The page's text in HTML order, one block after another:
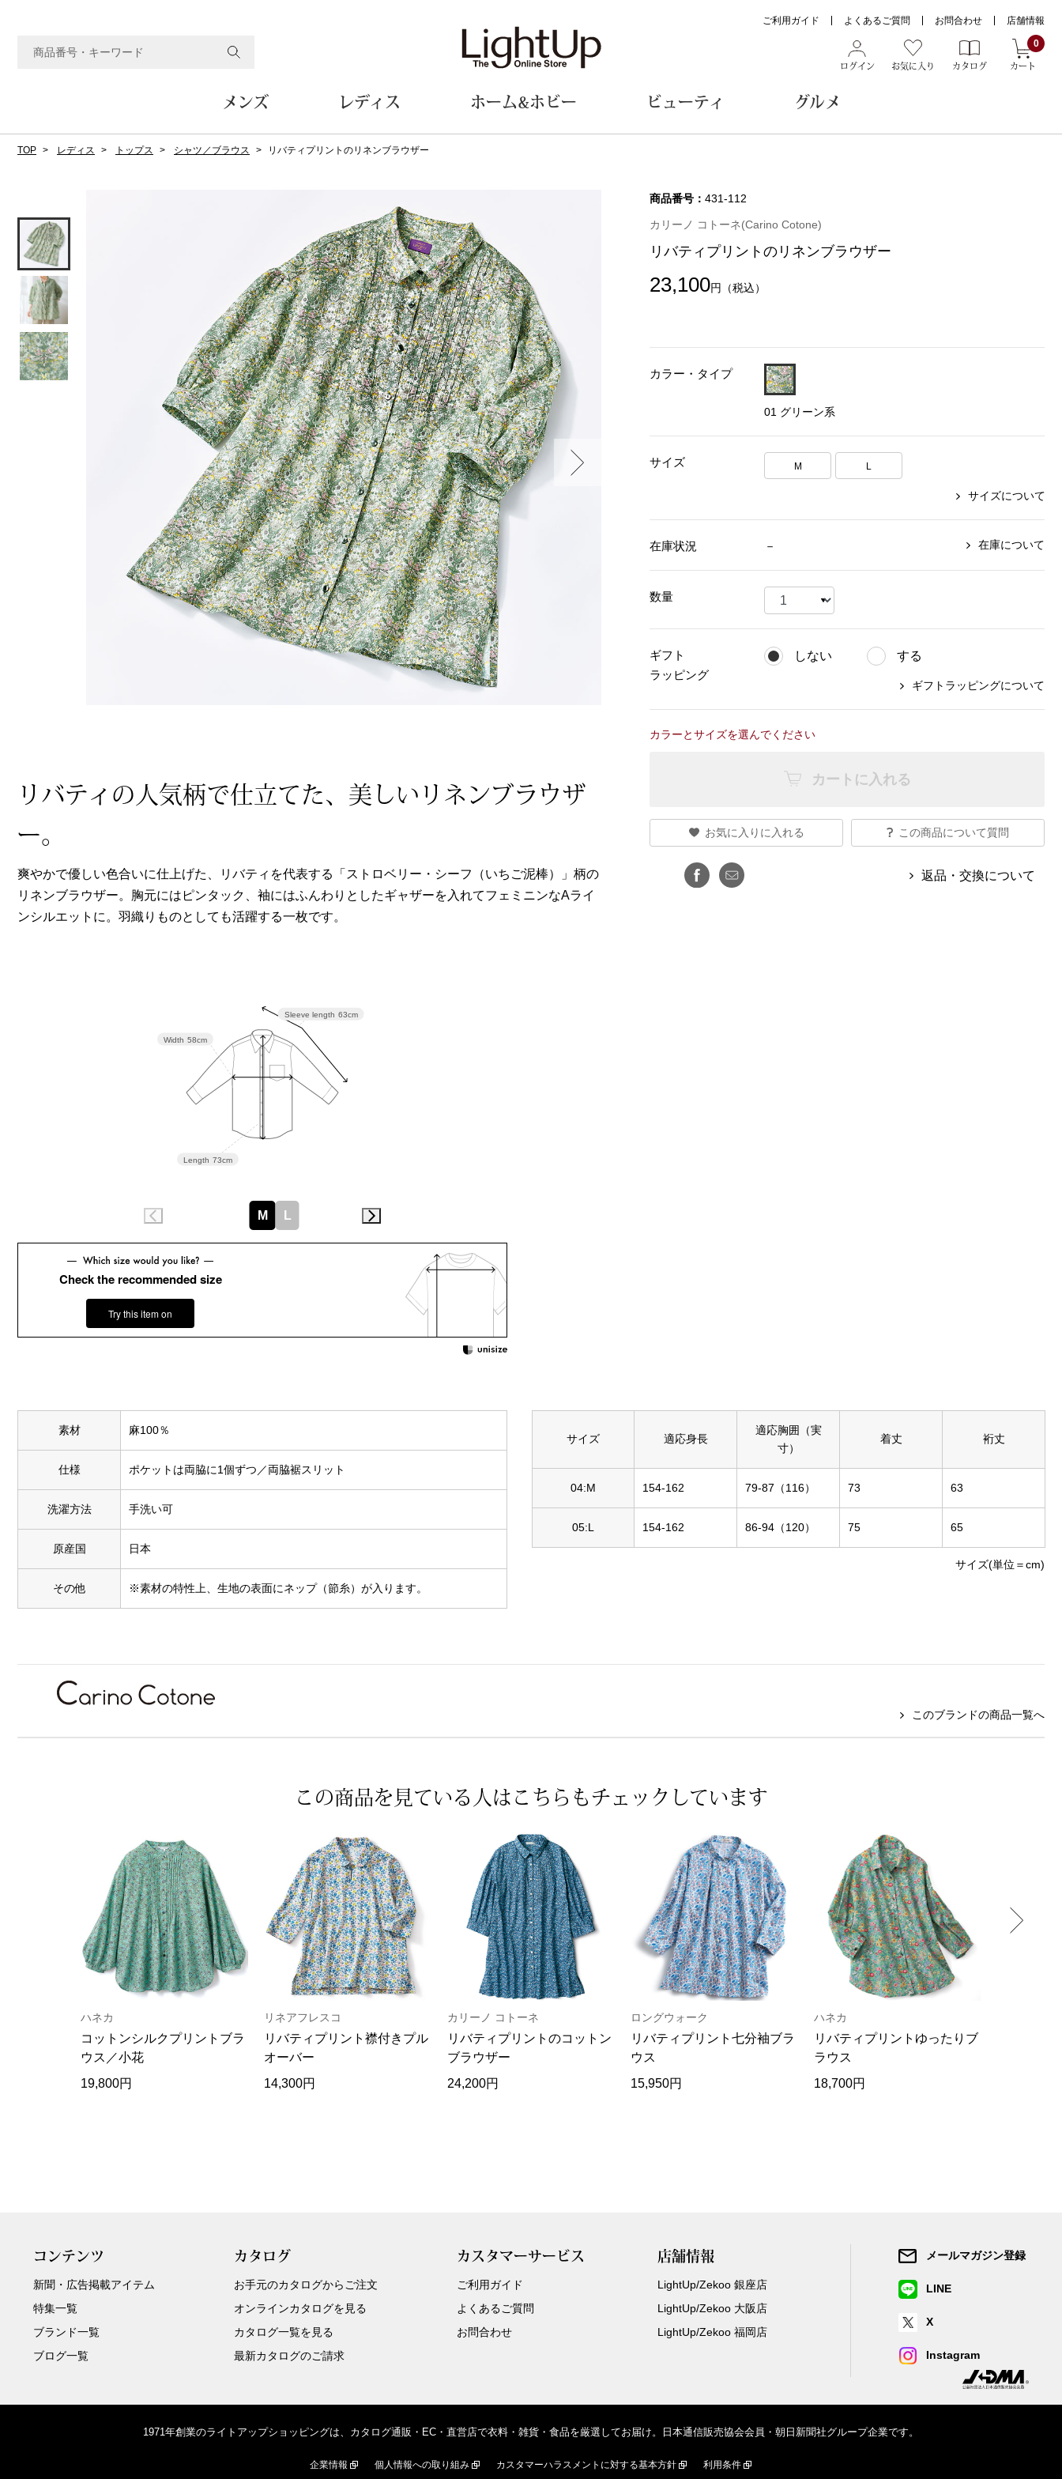
ログイン お気に入り カタログ
0
カート
ご利用ガイド よくあるご質問 お問合わせ 店舗情報
メンズ
ジャケット
コート
ブルゾン
その他
トップス
Tシャツ／カットソー
ショート･クロップドパンツ
ルームウェア／パジャマ
アンダーウェア
バッグ
トートバッグ
ハンドバッグ
ショルダーバッグ
ブリーフケース
クラッチバッグ
ボディバッグ
リュック･バックパック
ボストンバッグ
スーツケース／キャリーバッグ
その他
シューズ
スリップオン
レースアップ
スニーカー
財布／コインケース
革小物
ポーチ
その他
ウオッチ／アクセサリー
ウオッチ
ネックレス
ブレスレット
その他
ファッション雑貨
帽子
ネクタイ
マフラー／スヌード
スカーフ／ストール
手袋
ベルト
靴下
サングラス／メガネ
傘／日傘
その他
和装
その他
その他
BOGARD 最新号はこちら
おすすめブランド
カンタベリー
【特集】Travel Partner／トラベル
【特集】HELLY HANSEN／ヘリー
ハンセン
おすすめカタログ
BOGARD August 2026 vol.181
レディス
ジャケット
コート
ブルゾン
その他
トップス
Tシャツ／カットソー
ワンピース／チュニック
パンツ／スラックス
ワイド･ガウチョパンツ
レギンス／スパッツ
ショート･クロップドパンツ
その他
ルーム･アンダーウェア
ルームウェア／パジャマ
アンダーウェア
その他
バッグ
トートバッグ
ハンドバッグ
ショルダーバッグ
クラッチバッグ
ボディバッグ
リュック･バックパック
ボストンバッグ
スーツケース／キャリーバッグ
スリップオン
レースアップ
パンプス
スニーカー
ブーツ
サンダル
その他
財布／小物
財布／コインケース
革小物
ポーチ
その他
ウオッチ／アクセサリー
ウオッチ
ネックレス
ブレスレット
リング
イヤリング／ピアス
ブローチ
その他
ファッション雑貨
マフラー／スヌード
手袋
その他
着物／浴衣
その他
リネアフレスコ
ヤッコマリカルド
ミスキョウコ
【特集】ベーシックアイテム for
ホーム&ホビー
テーブル／椅子･座椅子
収納家具
その他
ファブリック
クッション／座布団
ブランケット／ソファカバー
インテリアアート･ルームアクセ
キッチン雑貨
その他
家電
生活家電
キッチン家電
AV機器
その他
ホビー･キッズ
ホビー／玩具
人形／ぬいぐるみ
光学機器
ステーショナリー
AVソフト／書籍／図録
アウトドア･スポーツ用品
その他
おすすめブランド
ソニー
【特集】William Morris／ウィリア
ビューティ
ボディケア
ヘアケア
フレグランス
その他
ベキュア グラン／プレミアム
メイクプロポーション
ネイチャーマジック
かづきれいこ
テム
グルメ
ワイン／ビール／酒
その他
食彩倶楽部
【特集】〈銀座 梅林〉国産ヒレ肉
TOP レディス トップス シャツ／ブラウス リバティプリントのリネンブラウザー
リバティの人気柄で仕立てた、美しいリネンブラウザ
ー。
爽やかで優しい色合いに仕上げた、リバティを代表する「ストロベリー・シーフ（いちご泥棒）」柄の
リネンブラウザー。胸元にはピンタック、袖にはふんわりとしたギャザーを入れてフェミニンなAライ
ンシルエットに。羽織りものとしても活躍する一枚です。
商品番号： 431-112
カリーノ コトーネ(Carino Cotone)
リバティプリントのリネンブラウザー
23,100円 （税込）
カラー・タイプ
01 グリーン系
サイズ M L
サイズについて
在庫状況 － 在庫について
数量
ギフト
ラッピング
しない する
ギフトラッピングについて
カラーとサイズを選んでください
カートに入れる
お気に入りに入れる この商品について質問
返品・交換について
Sleeve length 63cm
Length 73cm
Width 58cm
M L
Check the recommended size
Try this item on
素材 麻100％
仕様 ポケットは両脇に1個ずつ／両脇裾スリット
洗濯方法 手洗い可
原産国 日本
その他 ※素材の特性上、生地の表面にネップ（節糸）が入ります。
サイズ 適応身長
適応胸囲（実
寸）
着丈 裄丈
04:M 154-162 79-87（116） 73 63
05:L 154-162 86-94（120） 75 65
サイズ(単位＝cm)
このブランドの商品一覧へ
この商品を見ている人は こちらもチェックしています
ハネカ
コットンシルクプリントブラ
ウス／小花
19,800円
リネアフレスコ
リバティプリント襟付きプル
オーバー
14,300円
カリーノ コトーネ
リバティプリントのコットン
ブラウザー
24,200円
ロングウォーク
リバティプリント七分袖ブラ
ウス
15,950円
ハネカ
リバティプリントゆったりブ
ラウス
18,700円
コンテンツ
新聞・広告掲載アイテム
特集一覧
ブランド一覧
ブログ一覧
カタログ
お手元のカタログからご注文
オンラインカタログを見る
カタログ一覧を見る
最新カタログのご請求
カスタマーサービス
ご利用ガイド
よくあるご質問
お問合わせ
店舗情報
LightUp/Zekoo 銀座店
LightUp/Zekoo 大阪店
LightUp/Zekoo 福岡店
メールマガジン登録
LINE
X
Instagram
1971年創業のライトアップショッピングは、カタログ通販・EC・直営店で衣料・雑貨・食品を厳選してお届け。日本通信販売協会会員・朝日新聞社グループ企業です。
企業情報 個人情報への取り組み カスタマーハラスメントに対する基本方針 利用条件